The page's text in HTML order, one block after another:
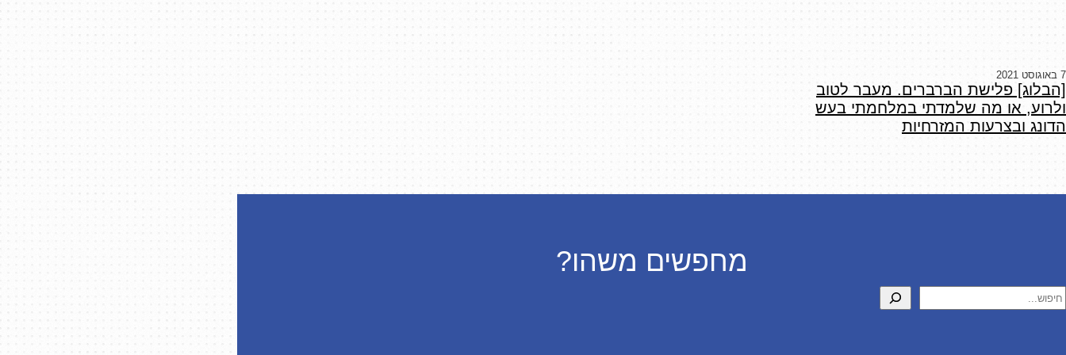
7 באוגוסט 2021
[הבלוג] פלישת הברברים. מעבר לטוב
ולרוע, או מה שלמדתי במלחמתי בעש
הדונג ובצרעות המזרחיות
מחפשים משהו?
חיפוש